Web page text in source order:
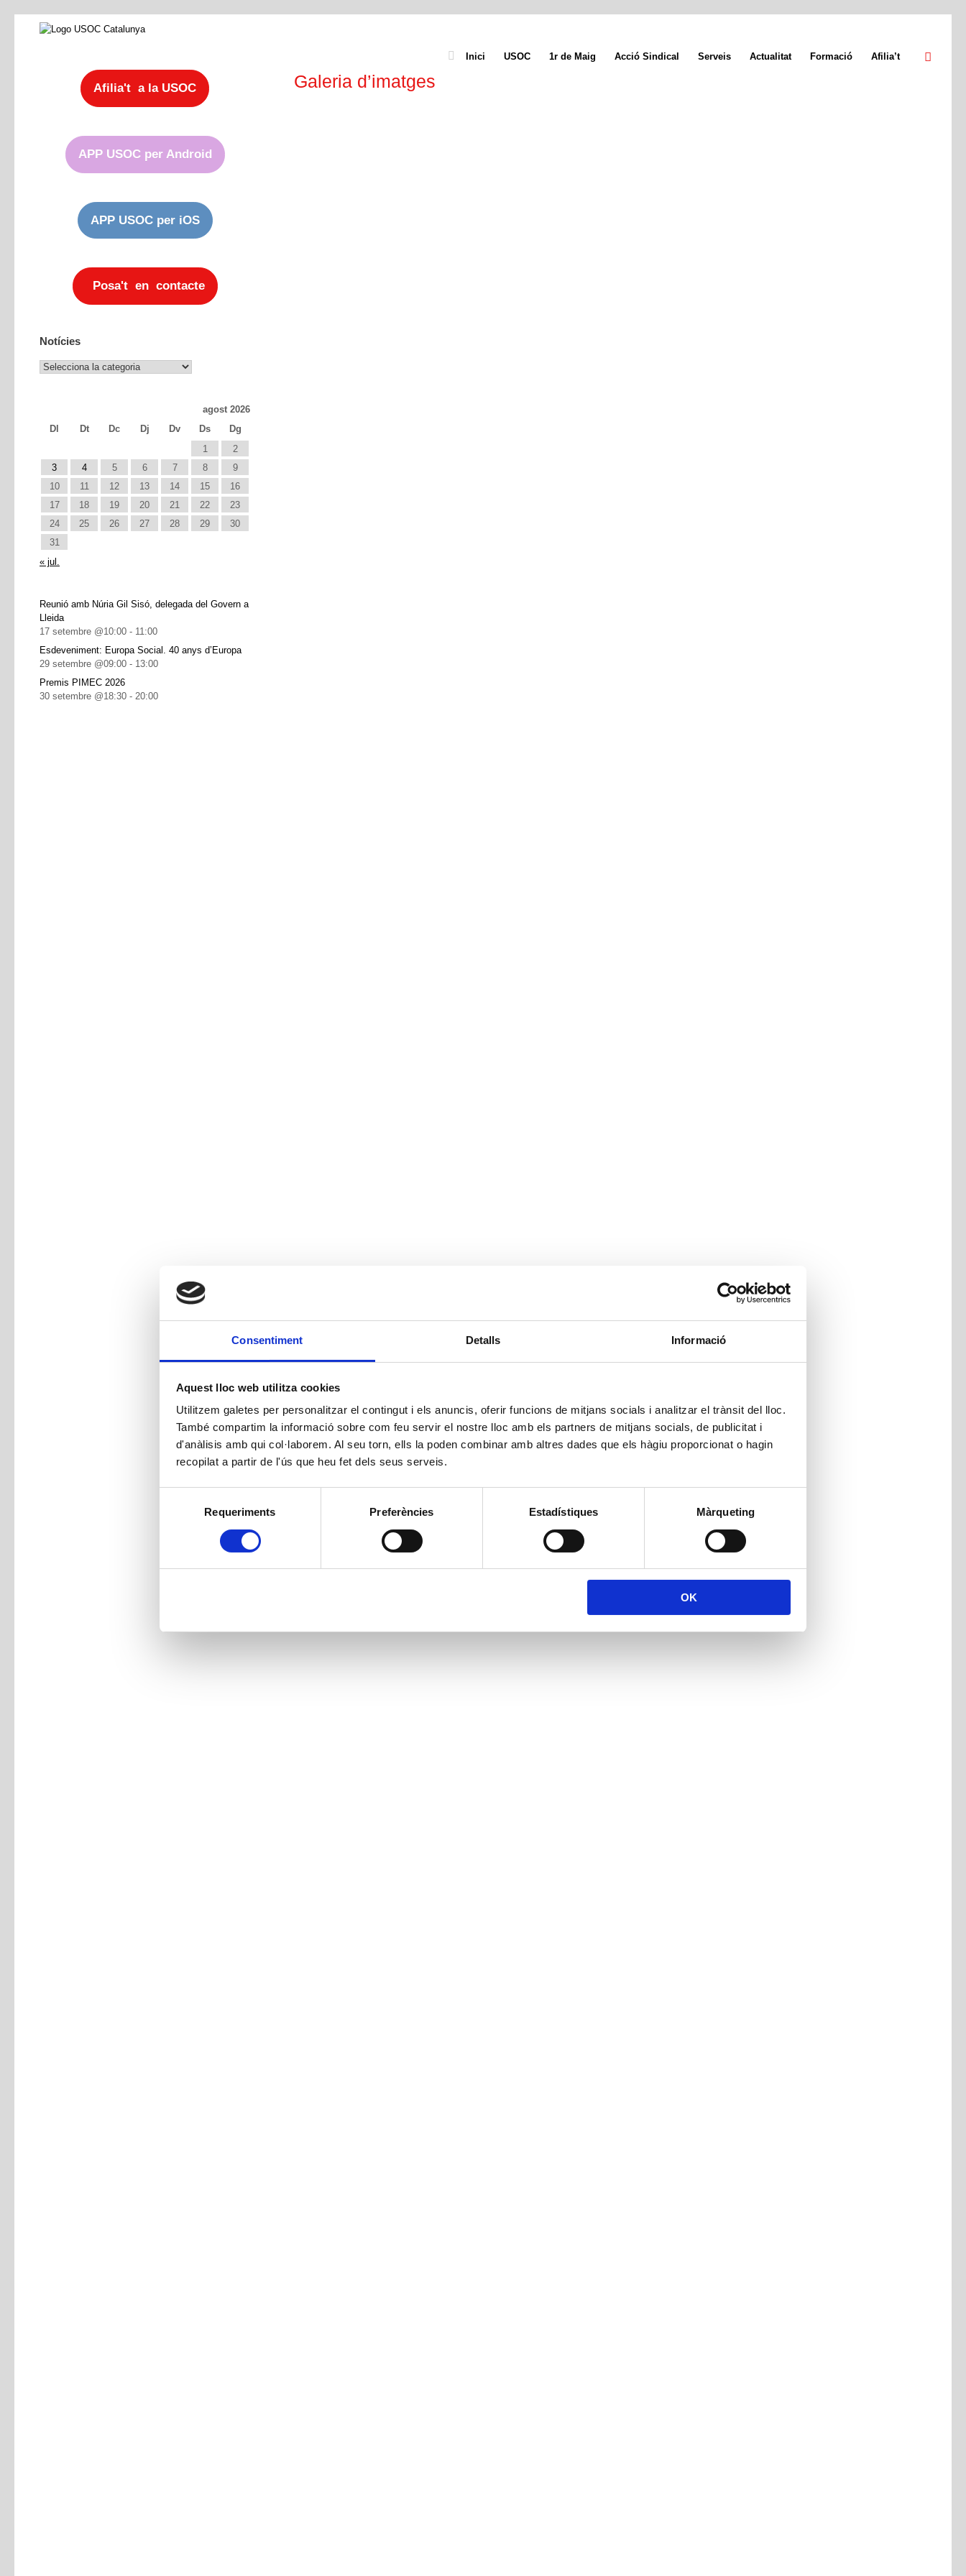
Consentiment Detalls Informació
Aquest lloc web utilitza cookies
Utilitzem galetes per personalitzar el contingut i els anuncis, oferir funcions de mitjans socials i analitzar el trànsit del lloc.
També compartim la informació sobre com feu servir el nostre lloc amb els partners de mitjans socials, de publicitat i
d'anàlisis amb qui col·laborem. Al seu torn, ells la poden combinar amb altres dades que els hàgiu proporcionat o hagin
recopilat a partir de l'ús que heu fet dels seus serveis.
consentiment
Requeriments Preferències Estadístiques Màrqueting
OK
Inici USOC 1r de Maig Acció Sindical Serveis Actualitat Formació Afilia’t
Galeria d’imatges
Afilia't a la USOC
APP USOC per Android
APP USOC per iOS
Posa't en contacte
Notícies
Notícies
agost 2026
Dl
Dt Dc Dj Dv Ds
Dg
1
2
3
4 5 6 7 8
9
10
11 12 13 14 15
16
17
18 19 20 21 22
23
24
25 26 27 28 29
30
31
« jul.
Reunió amb Núria Gil Sisó, delegada del Govern a
Lleida
17 setembre @10:00 - 11:00
Esdeveniment: Europa Social. 40 anys d’Europa
29 setembre @09:00 - 13:00
Premis PIMEC 2026
30 setembre @18:30 - 20:00